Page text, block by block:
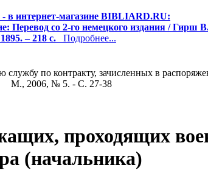
в интернет-магазине BIBLIARD.RU:
Перевод со 2-го немецкого издания / Гирш
– 218 с. Подробнее...
по контракту, зачисленных в
М., 2006, № 5. - С. 27-38
проходящих
(начальника)